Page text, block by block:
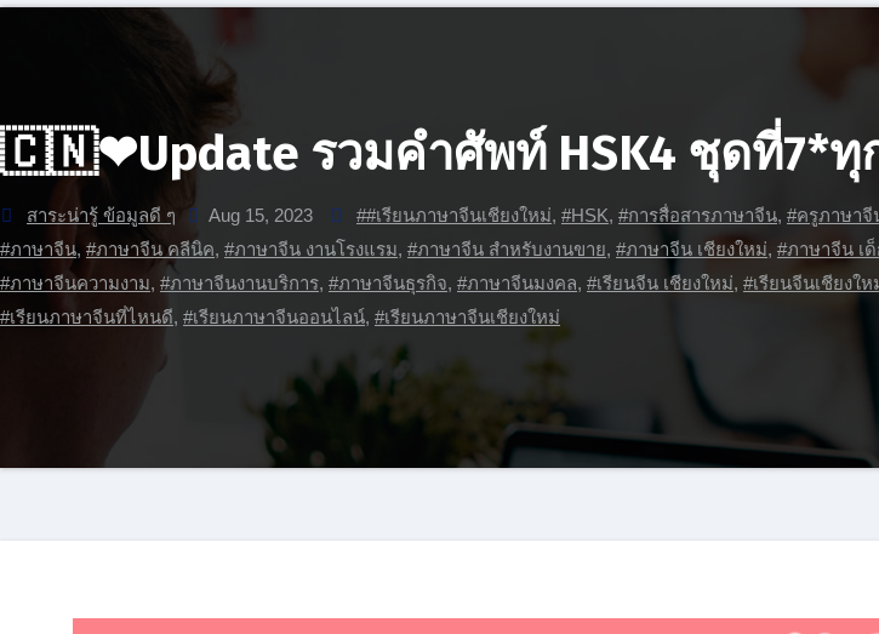
🇨🇳❤Update รวมคำศัพท์ HSK4 ชุดที่7*
สาระน่ารู้ ข้อมูลดี ๆ Aug 15, 2023 ##เรียนภาษาจีนเชียงใหม่, #HSK, #การสื่อสารภาษาจีน, #ครูภาษาจี
#ภาษาจีน, #ภาษาจีน คลีนิค, #ภาษาจีน งานโรงแรม, #ภาษาจีน สำหรับงานขาย, #ภาษาจีน เชียงใหม่, #ภาษาจีน เด็
#ภาษาจีนความงาม, #ภาษาจีนงานบริการ, #ภาษาจีนธุรกิจ, #ภาษาจีนมงคล, #เรียนจีน เชียงใหม่, #เรียนจีนเชียงให
#เรียนภาษาจีนที่ไหนดี, #เรียนภาษาจีนออนไลน์, #เรียนภาษาจีนเชียงใหม่